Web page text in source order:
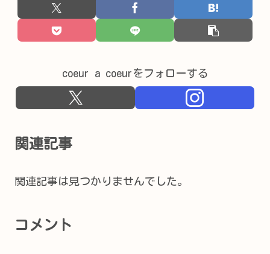
coeur a coeurをフォローする
関連記事
関連記事は見つかりませんでした。
コメント